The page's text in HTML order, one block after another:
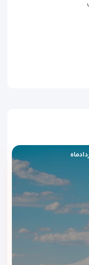
الیت ورد
فضایی مجلل
داشتن یکی از بهترین
منحصربه‌فرد از طعم،
می‌زند. این مجموعه با
از مواد اولیه تازه و
که رضایت کامل